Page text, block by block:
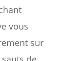
vous
sur